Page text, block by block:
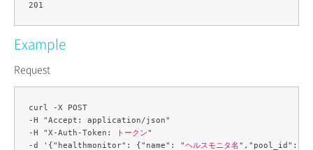
Example
Request
curl -X POST
-H "Accept: application/json"
-H "X-Auth-Token:
トークン"
-d '{"healthmonitor": {"name": "ヘルスモニタ名","pool_id": "